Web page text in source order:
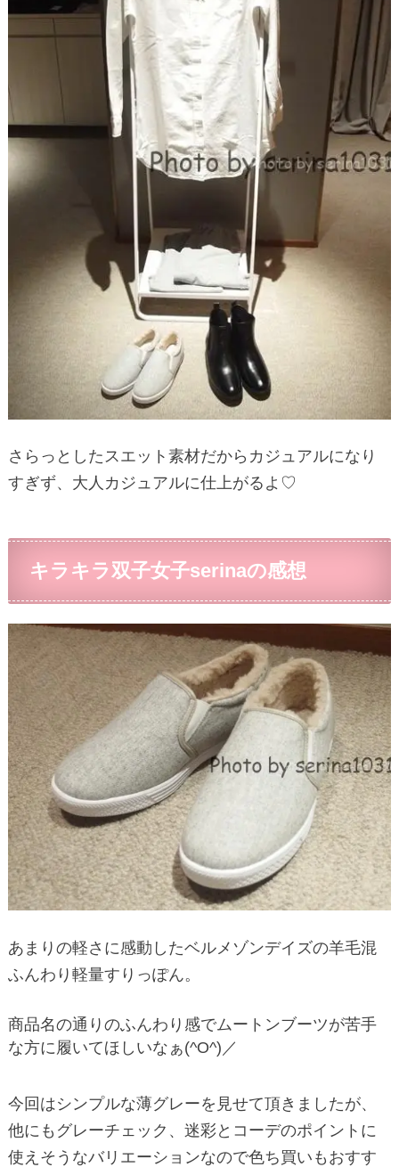
さらっとしたスエット素材だからカジュアルになり
すぎず、大人カジュアルに仕上がるよ♡
キラキラ双子女子serinaの感想
あまりの軽さに感動したベルメゾンデイズの羊毛混
ふんわり軽量すりっぽん。
商品名の通りのふんわり感でムートンブーツが苦手
な方に履いてほしいなぁ(^O^)／
今回はシンプルな薄グレーを見せて頂きましたが、
他にもグレーチェック、迷彩とコーデのポイントに
使えそうなバリエーションなので色ち買いもおすす